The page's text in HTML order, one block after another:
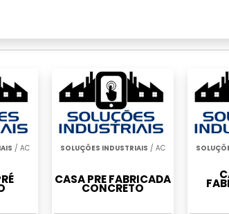
/ AC SOLUÇÕES INDUSTRIAIS / AC
CASA PRE FABRICADA
CONCRETO